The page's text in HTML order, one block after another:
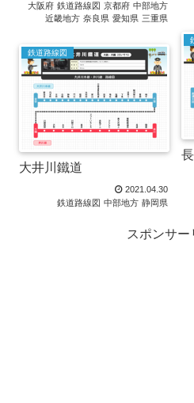
大阪府 鉄道路線図 京都府 中部地方
近畿地方 奈良県 愛知県 三重県
鉄道路線図
大井川鐵道
2021.04.30
鉄道路線図 中部地方 静岡県
スポンサー